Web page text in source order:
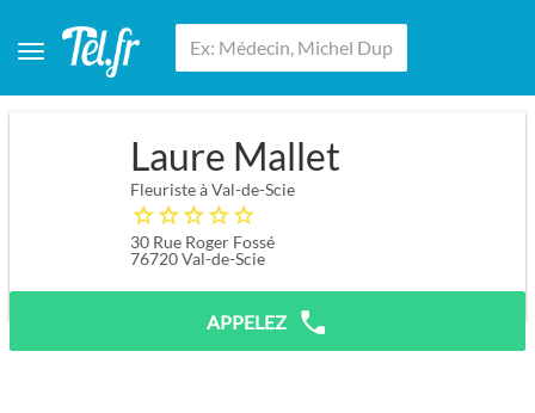
Laure Mallet
Fleuriste à Val-de-Scie
30 Rue Roger Fossé
76720Val-de-Scie
APPELEZ